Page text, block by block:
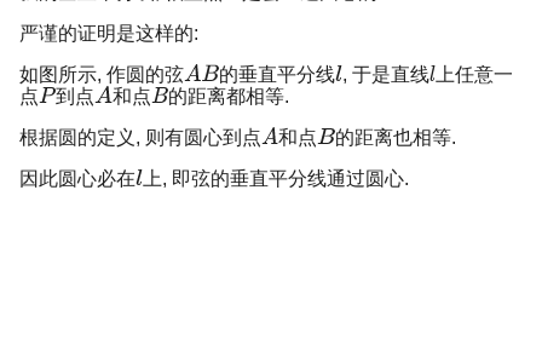
严谨的证明是这样的:
如图所示, 作圆的弦
的垂直平分线 , 于是直线
上任意一
点
到点 和点
的距离都相等.
根据圆的定义, 则有圆心到点
和点
的距离也相等.
因此圆心必在
上, 即弦的垂直平分线通过圆心.